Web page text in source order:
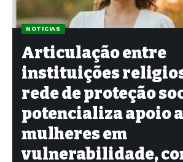
NOTÍCIAS
Articulação entre
instituições
rede de proteção
potencializa apoio a
mulheres em
vulnerabilidade,